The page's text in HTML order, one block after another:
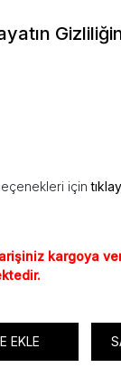
için
kargoya
EKLE